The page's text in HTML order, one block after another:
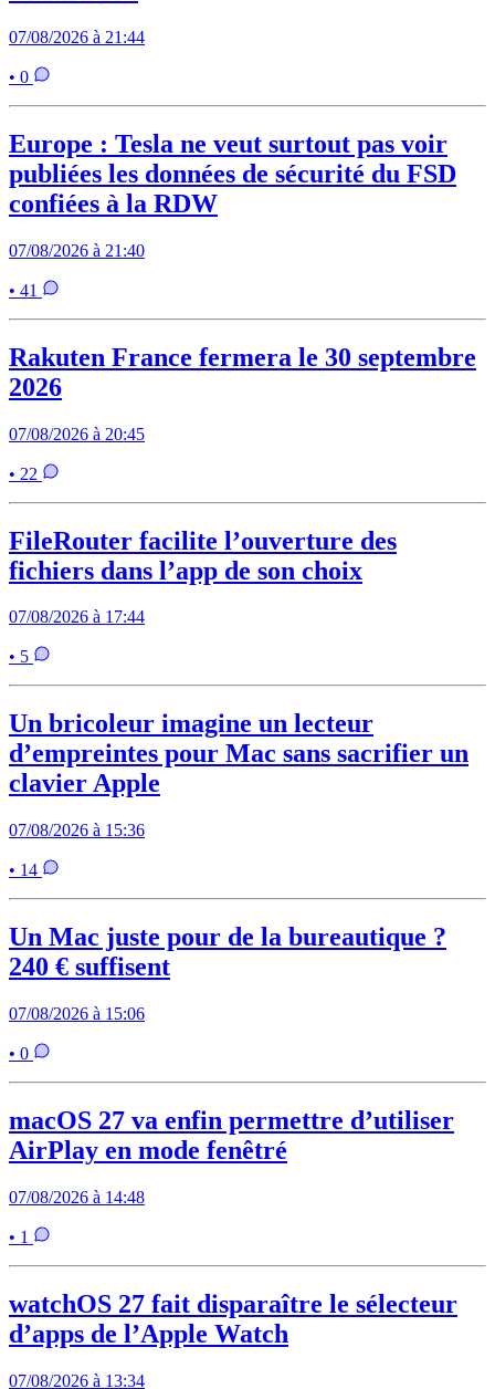
07/08/2026 à 21:44
• 0
Europe : Tesla ne veut surtout pas voir
publiées les données de sécurité du FSD
confiées à la RDW
07/08/2026 à 21:40
• 41
Rakuten France fermera le 30 septembre
2026
07/08/2026 à 20:45
• 22
FileRouter facilite l’ouverture des
fichiers dans l’app de son choix
07/08/2026 à 17:44
• 5
Un bricoleur imagine un lecteur
d’empreintes pour Mac sans sacrifier un
clavier Apple
07/08/2026 à 15:36
• 14
Un Mac juste pour de la bureautique ?
240 € suffisent
07/08/2026 à 15:06
• 0
macOS 27 va enfin permettre d’utiliser
AirPlay en mode fenêtré
07/08/2026 à 14:48
• 1
watchOS 27 fait disparaître le sélecteur
d’apps de l’Apple Watch
07/08/2026 à 13:34